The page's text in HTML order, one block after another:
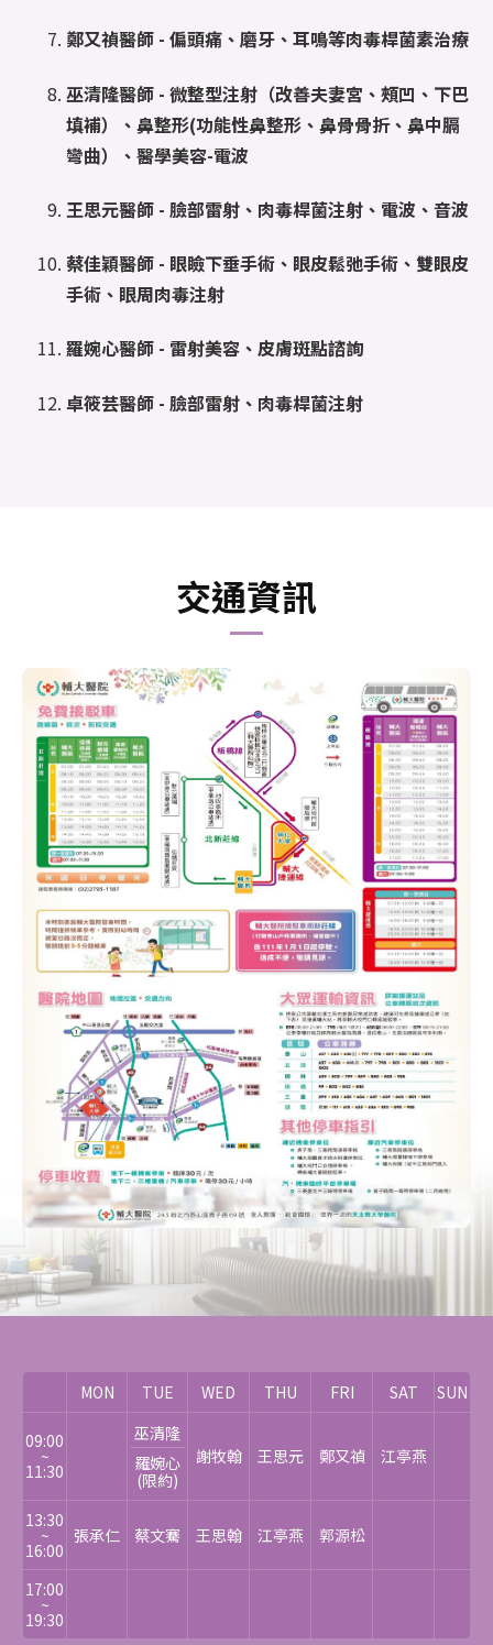
鄭又禎醫師 - 偏頭痛、磨牙、耳鳴等肉毒桿菌素治療
巫清隆醫師 - 微整型注射（改善夫妻宮、頰凹、下巴
填補）、鼻整形(功能性鼻整形、鼻骨骨折、鼻中膈
彎曲）、醫學美容-電波
王思元醫師 - 臉部雷射、肉毒桿菌注射、電波、音波
蔡佳穎醫師 - 眼瞼下垂手術、眼皮鬆弛手術、雙眼皮
手術、眼周肉毒注射
羅婉心醫師 - 雷射美容、皮膚斑點諮詢
卓筱芸醫師 - 臉部雷射、肉毒桿菌注射
交通資訊
MON TUE WED THU FRI SAT SUN
09:00
~
11:30
巫清隆
羅婉心
(限約)
謝牧翰 王思元 鄭又禎 江亭燕
13:30
~
16:00
張承仁 蔡文騫 王思翰 江亭燕 郭源松
17:00
~
19:30